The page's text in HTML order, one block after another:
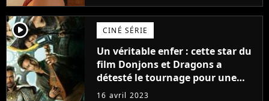
player2 CINÉ SÉRIE
Un véritable enfer : cette star du
film Donjons et Dragons a
détesté le tournage pour une
raison très spéciale
16 avril 2023